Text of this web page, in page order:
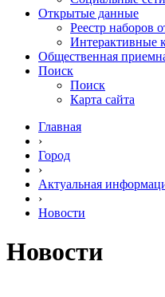
Открытые данные
Реестр наборов
Интерактивные
Общественная
Поиск
Поиск
Карта сайта
Главная
›
Город
›
Актуальная
›
Новости
Новости